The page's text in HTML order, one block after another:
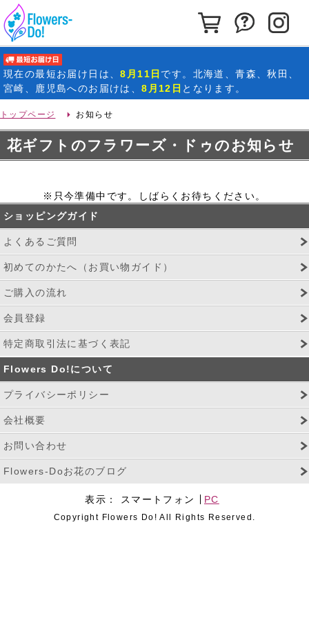
カートを見る
お問い合
現在の最短お届け日 は、8月11日 です。北海道、青森、秋田、
宮崎、鹿児島へのお届けは、8月12日 となります。
トップページ お知らせ
花ギフトのフラワーズ・ドゥのお知らせ
※只今準備中です。しばらくお待ちください。
ショッピングガイド
よくあるご質問
初めてのかたへ（お買い物ガイド）
ご購入の流れ
会員登録
特定商取引法に基づく表記
Flowers Do!について
プライバシーポリシー
会社概要
お問い合わせ
Flowers-Doお花のブログ
表示： スマートフォン PC
Copyright Flowers Do! All Rights Reserved.